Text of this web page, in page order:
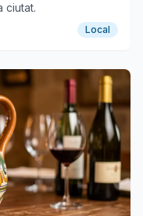
ciutat.
Local